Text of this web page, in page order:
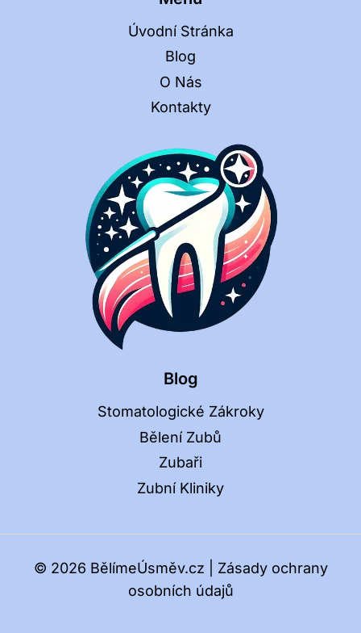
Úvodní Stránka
Blog
O Nás
Kontakty
Blog
Stomatologické Zákroky
Bělení Zubů
Zubaři
Zubní Kliniky
© 2026 BělímeÚsměv.cz | Zásady ochrany
osobních údajů